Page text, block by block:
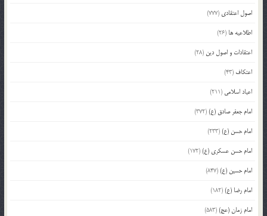
اصول اعتقادی (777)
اطلاعیه ها (26)
اعتقادات و اصول دین (28)
اعتکاف (43)
اعیاد اسلامی (211)
امام جعفر صادق (ع)(372)
امام حسن (ع)(233)
امام حسن عسکری (ع)(172)
امام حسین (ع)(847)
امام رضا (ع)(182)
امام زمان (عج)(583)